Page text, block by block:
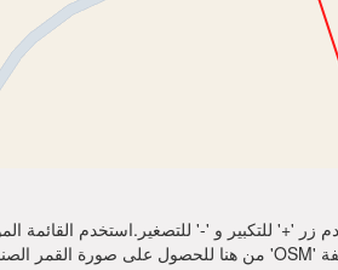
زر '+' للتكبير و '-' للتصغير.استخدم